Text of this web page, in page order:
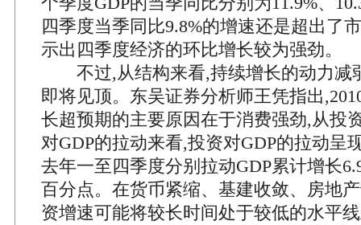
四季度当季同比9.8%的增速还是超出了
示出四季度经济的环比增长较为强劲。
不过,从结构来看,持续增长的动力减
即将见顶。东吴证券分析师王凭指出
长超预期的主要原因在于消费强劲,从投
对GDP的拉动来看,投资对GDP的拉动呈
去年一至四季度分别拉动GDP累计增长
百分点。在货币紧缩、基建收敛、房地
资增速可能将较长时间处于较低的水平